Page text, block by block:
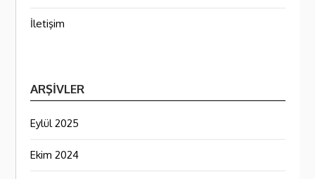
İletişim
ARŞIVLER
Eylül 2025
Ekim 2024